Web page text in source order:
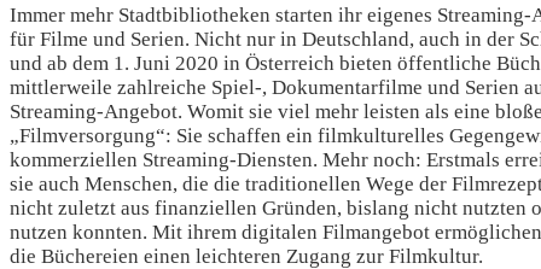
Immer mehr Stadtbibliotheken starten ihr eigenes Streaming-
für Filme und Serien. Nicht nur in Deutschland, auch in der
und ab dem 1. Juni 2020 in Österreich bieten öffentliche
mittlerweile zahlreiche Spiel-, Dokumentarfilme und Serien
Streaming-Angebot. Womit sie viel mehr leisten als eine
„Filmversorgung“: Sie schaffen ein filmkulturelles
kommerziellen Streaming-Diensten. Mehr noch: Erstmals
sie auch Menschen, die die traditionellen Wege der
nicht zuletzt aus finanziellen Gründen, bislang nicht nutzten
nutzen konnten. Mit ihrem digitalen Filmangebot
die Büchereien einen leichteren Zugang zur Filmkultur.